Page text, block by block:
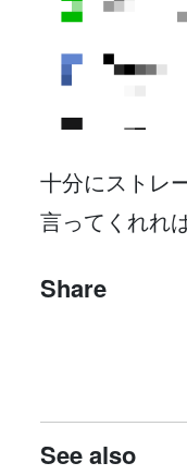
十分にストレ
言ってくれれ
Share
See also